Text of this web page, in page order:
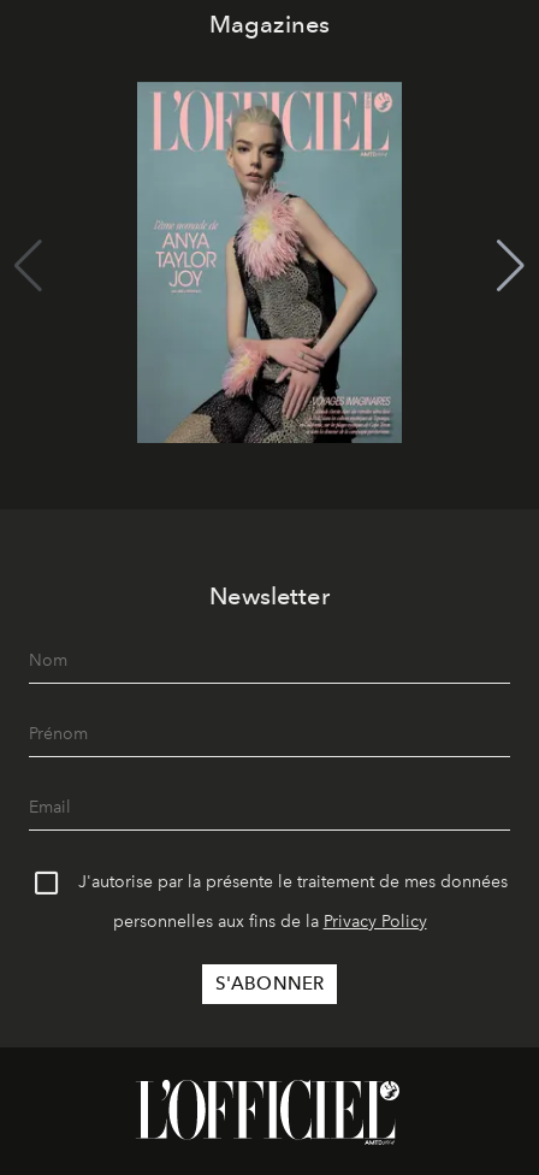
Magazines
Newsletter
J'autorise par la présente le traitement de mes données
personnelles aux fins de la Privacy Policy